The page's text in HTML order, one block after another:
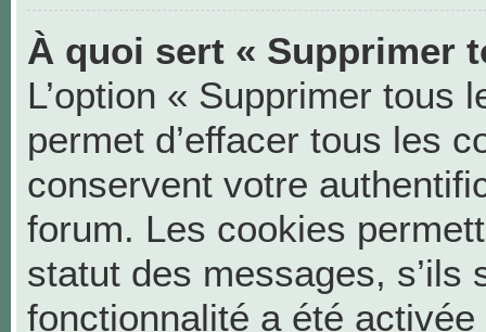
À quoi sert « Supprimer
L’option « Supprimer tous
permet d’effacer tous les
conservent votre
forum. Les cookies
statut des messages,
fonctionnalité a été